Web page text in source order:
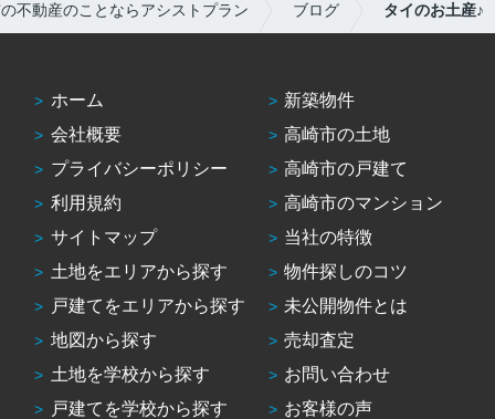
不動産のことならアシストプラン ブログ タイのお土産♪
ホーム
会社概要
プライバシーポリシー
利用規約
サイトマップ
土地をエリアから探す
戸建てをエリアから探す
地図から探す
土地を学校から探す
戸建てを学校から探す
新築物件
高崎市の土地
高崎市の戸建て
高崎市のマンション
当社の特徴
物件探しのコツ
未公開物件とは
売却査定
お問い合わせ
お客様の声